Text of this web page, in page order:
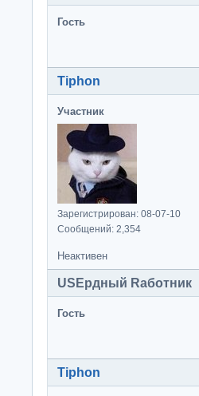
Гость
Tiphon
Участник
Зарегистрирован: 08-07-10
Сообщений: 2,354
Неактивен
USEрдный Rаботник
Гость
Tiphon